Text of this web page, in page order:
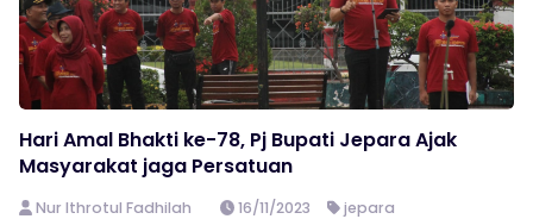
Hari Amal Bhakti ke-78, Pj Bupati Jepara Ajak
Masyarakat jaga Persatuan
Nur Ithrotul Fadhilah 16/11/2023 jepara